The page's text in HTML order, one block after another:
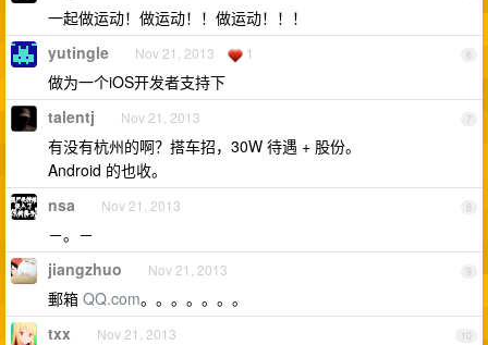
一起做运动！做运动！！做运动！！！
6
yutingle Nov 21, 2013 1
做为一个iOS开发者支持下
7
talentj Nov 21, 2013
有没有杭州的啊？搭车招，30W 待遇 + 股份。
Android 的也收。
8
nsa Nov 21, 2013
－。－
9
jiangzhuo Nov 21, 2013
郵箱 QQ.com。。。。。。。
10
txx Nov 21, 2013